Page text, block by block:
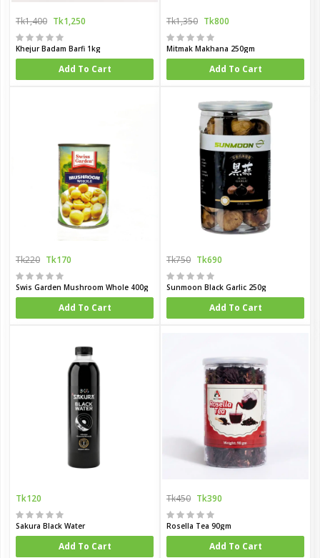
Tk1,400 Tk1,250
Khejur Badam Barfi 1kg
Add To Cart
Tk1,350 Tk800
Mitmak Makhana 250gm
Add To Cart
Tk220 Tk170
Swis Garden Mushroom Whole 400g
Add To Cart
Tk750 Tk690
Sunmoon Black Garlic 250g
Add To Cart
Tk120
Sakura Black Water
Add To Cart
Tk450 Tk390
Rosella Tea 90gm
Add To Cart